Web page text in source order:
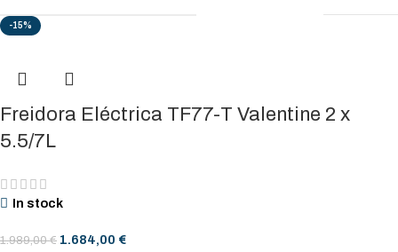
-15%
Freidora Eléctrica TF77-T Valentine 2 x
5.5/7L
In stock
1.989,00€ 1.684,00 €